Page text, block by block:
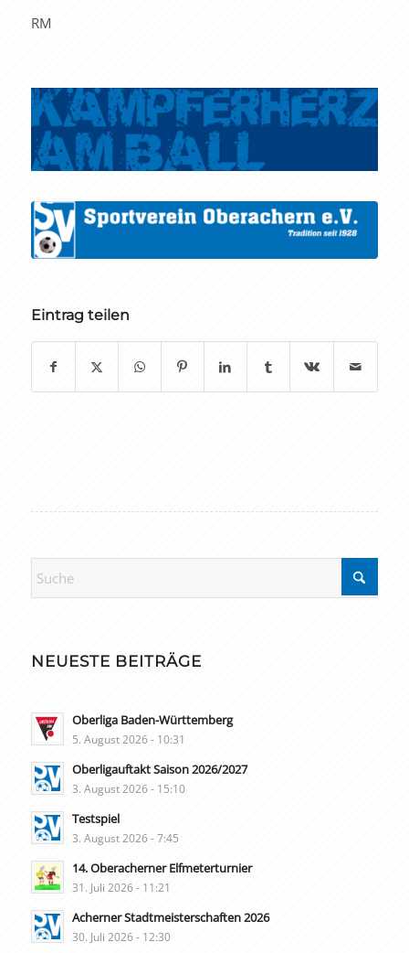
RM
Eintrag teilen
NEUESTE BEITRÄGE
Oberliga Baden-Württemberg
5. August 2026 - 10:31
Oberligauftakt Saison 2026/2027
3. August 2026 - 15:10
Testspiel
3. August 2026 - 7:45
14. Oberacherner Elfmeterturnier
31. Juli 2026 - 11:21
Acherner Stadtmeisterschaften 2026
30. Juli 2026 - 12:30